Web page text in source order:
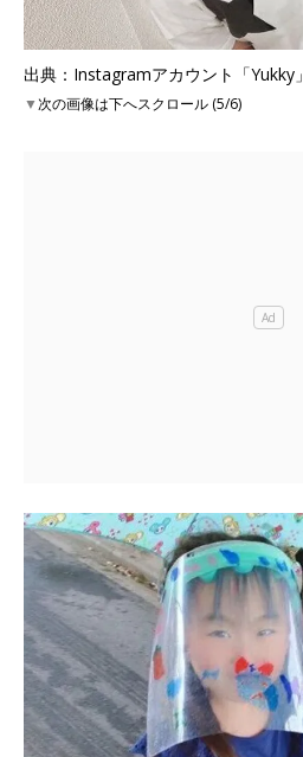
出典：Instagramアカウント「Yukky」
▼次の画像は下へスクロール (5/6)